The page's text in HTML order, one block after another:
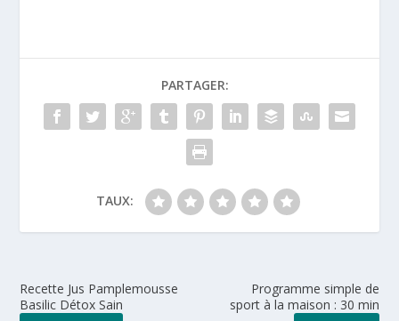
PARTAGER:
TAUX:
Recette Jus Pamplemousse
Basilic Détox Sain
Programme simple de
sport à la maison : 30 min